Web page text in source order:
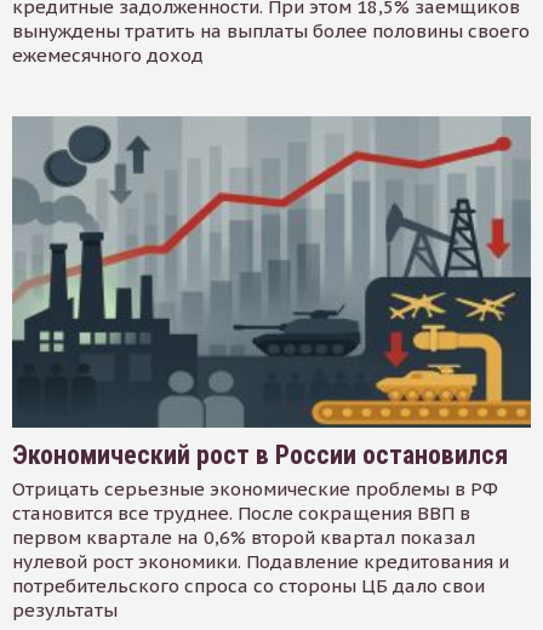
кредитные задолженности. При этом 18,5% заемщиков
вынуждены тратить на выплаты более половины своего
ежемесячного доход
Экономический рост в России остановился
Отрицать серьезные экономические проблемы в РФ
становится все труднее. После сокращения ВВП в
первом квартале на 0,6% второй квартал показал
нулевой рост экономики. Подавление кредитования и
потребительского спроса со стороны ЦБ дало свои
результаты